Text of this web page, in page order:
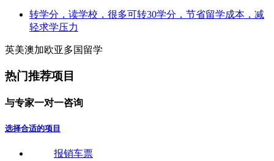
转学分，读学校，很多可转30学分，节省留学成本，减
轻求学压力
英美澳加欧亚多国留学
热门推荐项目
与专家一对一咨询
选择合适的项目
报销车票